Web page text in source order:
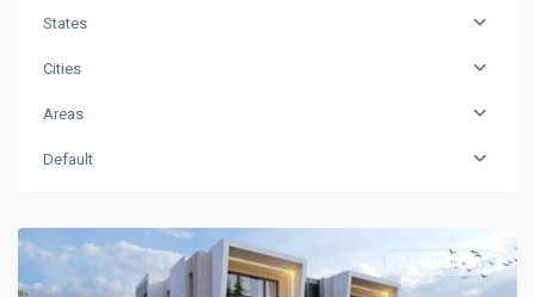
States
Cities
Areas
Default
Zu verkaufen